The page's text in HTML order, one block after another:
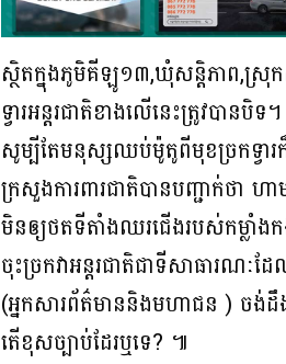
ស្ថិតក្នុងភូមិគីឡូ១៣,ឃុំសន្តិភាព,ស្រុ
ទ្វារអន្តរជាតិខាងលើនេះត្រូវបា
សូម្បីតែមនុស្សឈប់ម៉ូតូពីមុខច្រកទ្វា
ក្រសួងការពារជាតិបានបញ្ជាក់ថា
មិនឲ្យថតទីតាំងឈរជើងរបស់កម្លាំង
ចុះច្រកវាអន្តរជាតិជាទីសាធារណៈ
(អ្នកសារព័ត៌មាននិងមហាជន ) ចង់ដឹង
តើខុសច្បាប់ដែរឬទេ? ៕